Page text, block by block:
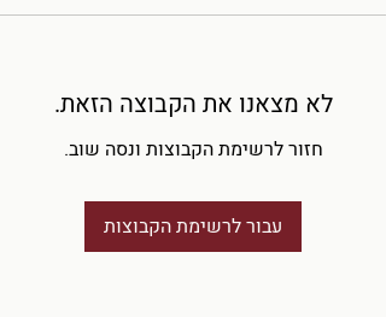
לא מצאנו את הקבוצה הזאת.
חזור לרשימת הקבוצות ונסה שוב.
עבור לרשימת הקבוצות